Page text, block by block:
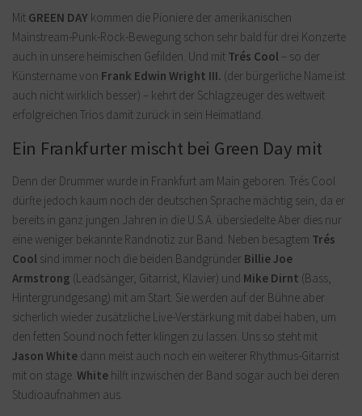
Mit GREEN DAY kommen die Pioniere der amerikanischen
Mainstream-Punk-Rock-Bewegung schon sehr bald für drei Konzerte
auch in unsere heimischen Gefilden. Und mit Trés Cool – so der
Künstername von Frank Edwin Wright III. (der bürgerliche Name ist
auch nicht wirklich besser) – kehrt der Schlagzeuger des weltweit
erfolgreichen Trios damit zurück in sein Heimatland.
Ein Frankfurter mischt bei Green Day mit
Denn der Drummer wurde in Frankfurt am Main geboren. Trés Cool
dürfte jedoch kaum noch der deutschen Sprache mächtig sein, da er
bereits in ganz jungen Jahren in die U.S.A. übersiedelte Aber dies nur
eine weniger bekannte Randnotiz zur Band. Neben besagtem Trés
Cool sind immer noch die beiden Bandgründer Billie Joe
Armstrong (Leadsänger, Gitarrist, Klavier) und Mike Dirnt (Bass,
Hintergrundgesang) mit am Start. Sie werden auf der Bühne aber
sicherlich wieder zusätzliche Live-Verstärkung mit dabei haben, um
den fetten Sound noch fetter klingen zu lassen. Uns so steht mit
Jason White dann meist auch noch ein weiterer Rhythmus-Gitarrist
mit on stage. White hilft inzwischen der Band sogar auch bei deren
Studioaufnahmen aus.